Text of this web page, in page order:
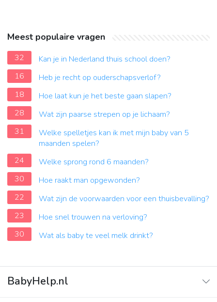
Meest populaire vragen
32
Kan je in Nederland thuis school doen?
16
Heb je recht op ouderschapsverlof?
18
Hoe laat kun je het beste gaan slapen?
28
Wat zijn paarse strepen op je lichaam?
31
Welke spelletjes kan ik met mijn baby van 5
maanden spelen?
24
Welke sprong rond 6 maanden?
30
Hoe raakt man opgewonden?
22
Wat zijn de voorwaarden voor een thuisbevalling?
23
Hoe snel trouwen na verloving?
30
Wat als baby te veel melk drinkt?
BabyHelp.nl